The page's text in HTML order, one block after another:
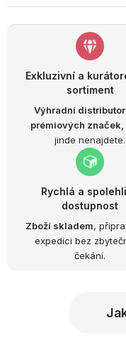
Exkluzivní a
sortiment
Výhradní
prémiových značek,
jinde nenajdete.
Rychlá a
dostupnost
Zboží skladem,
expedici bez
čekání.